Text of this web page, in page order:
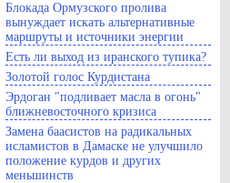
Блокада Ормузского пролива
вынуждает искать альтернативные
маршруты и источники энергии
Есть ли выход из иранского тупика?
Золотой голос Курдистана
Эрдоган "подливает масла в огонь"
ближневосточного кризиса
Замена баасистов на радикальных
исламистов в Дамаске не улучшило
положение курдов и других
меньшинств